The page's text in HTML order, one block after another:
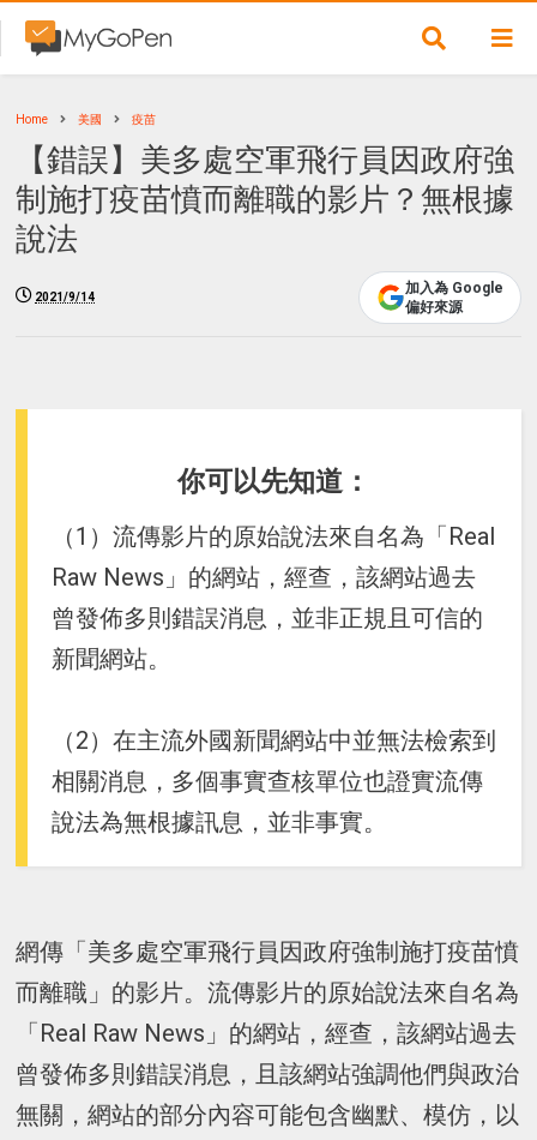
Home 美國 疫苗
【錯誤】美多處空軍飛行員因政府強
制施打疫苗憤而離職的影片？無根據
說法
2021/9/14
加入為 Google
偏好來源
你可以先知道：
（1）流傳影片的原始說法來自名為「Real
Raw News」的網站，經查，該網站過去
曾發佈多則錯誤消息，並非正規且可信的
新聞網站。
（2）在主流外國新聞網站中並無法檢索到
相關消息，多個事實查核單位也證實流傳
說法為無根據訊息，並非事實。
網傳「美多處空軍飛行員因政府強制施打疫苗憤
而離職」的影片。流傳影片的原始說法來自名為
「Real Raw News」的網站，經查，該網站過去
曾發佈多則錯誤消息，且該網站強調他們與政治
無關，網站的部分內容可能包含幽默、模仿，以